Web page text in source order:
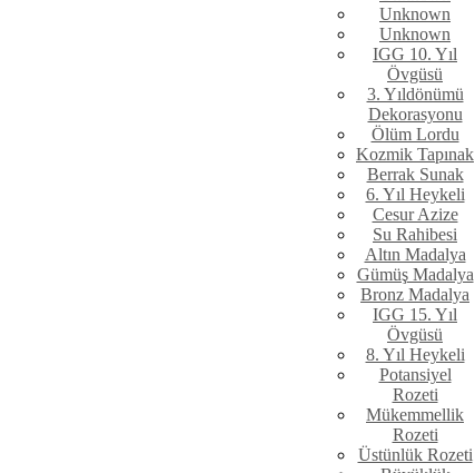
Unknown
Unknown
IGG 10. Yıl
Övgüsü
3. Yıldönümü
Dekorasyonu
Ölüm Lordu
Kozmik Tapınak
Berrak Sunak
6. Yıl Heykeli
Cesur Azize
Su Rahibesi
Altın Madalya
Gümüş Madalya
Bronz Madalya
IGG 15. Yıl
Övgüsü
8. Yıl Heykeli
Potansiyel
Rozeti
Mükemmellik
Rozeti
Üstünlük Rozeti